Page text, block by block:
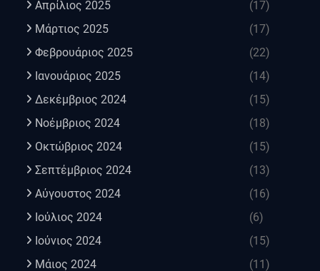
Απρίλιος 2025
(17)
Μάρτιος 2025
(17)
Φεβρουάριος 2025
(22)
Ιανουάριος 2025
(14)
Δεκέμβριος 2024
(15)
Νοέμβριος 2024
(18)
Οκτώβριος 2024
(15)
Σεπτέμβριος 2024
(13)
Αύγουστος 2024
(16)
Ιούλιος 2024
(6)
Ιούνιος 2024
(15)
Μάιος 2024
(11)